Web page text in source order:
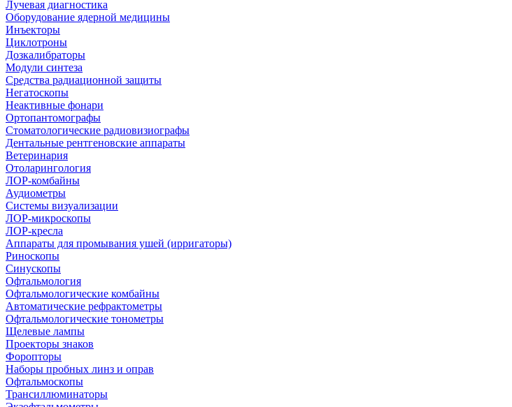
Лучевая диагностика
Оборудование ядерной медицины
Инъекторы
Циклотроны
Дозкалибраторы
Модули синтеза
Средства радиационной защиты
Негатоскопы
Неактивные фонари
Ортопантомографы
Стоматологические радиовизиографы
Дентальные рентгеновские аппараты
Ветеринария
Отоларингология
ЛОР-комбайны
Аудиометры
Системы визуализации
ЛОР-микроскопы
ЛОР-кресла
Аппараты для промывания ушей (ирригаторы)
Риноскопы
Синускопы
Офтальмология
Офтальмологические комбайны
Автоматические рефрактометры
Офтальмологические тонометры
Щелевые лампы
Проекторы знаков
Форопторы
Наборы пробных линз и оправ
Офтальмоскопы
Трансиллюминаторы